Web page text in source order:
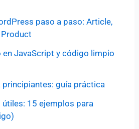
paso a paso: Article,
Product
en JavaScript y código limpio
principiantes: guía práctica
15 ejemplos para